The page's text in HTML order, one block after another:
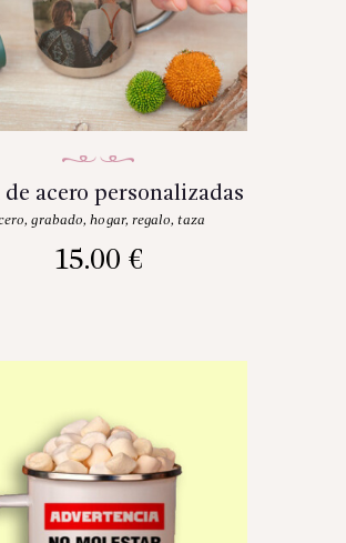
de acero personalizadas
,grabado,hogar,regalo, taza
15.00 €